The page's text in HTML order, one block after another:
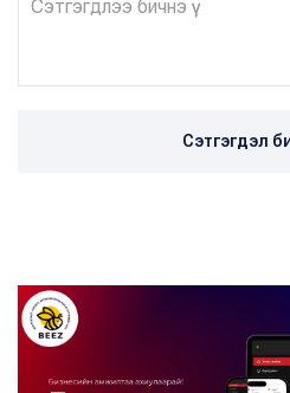
Сэтгэгдэл